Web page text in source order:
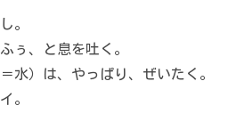
。
ぅ、と息を吐く。
＝水）は、やっぱり、ぜいたく。
。